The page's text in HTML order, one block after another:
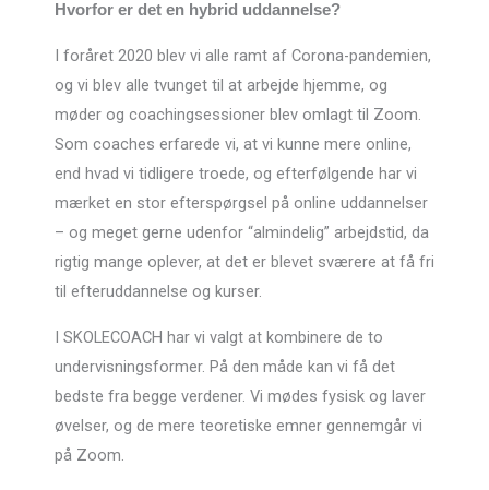
Hvorfor er det en hybrid uddannelse?
I foråret 2020 blev vi alle ramt af Corona-pandemien,
og vi blev alle tvunget til at arbejde hjemme, og
møder og coachingsessioner blev omlagt til Zoom.
Som coaches erfarede vi, at vi kunne mere online,
end hvad vi tidligere troede, og efterfølgende har vi
mærket en stor efterspørgsel på online uddannelser
– og meget gerne udenfor “almindelig” arbejdstid, da
rigtig mange oplever, at det er blevet sværere at få fri
til efteruddannelse og kurser.
I SKOLECOACH har vi valgt at kombinere de to
undervisningsformer. På den måde kan vi få det
bedste fra begge verdener. Vi mødes fysisk og laver
øvelser, og de mere teoretiske emner gennemgår vi
på Zoom.